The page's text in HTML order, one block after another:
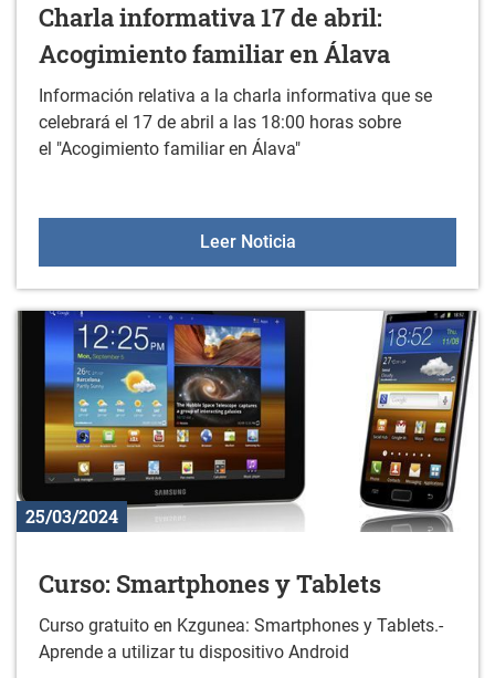
Charla informativa 17 de abril:
Acogimiento familiar en Álava
Información relativa a la charla informativa que se
celebrará el 17 de abril a las 18:00 horas sobre
el "Acogimiento familiar en Álava"
Leer NoticiaCharla informativa 17
25/03/2024
Curso: Smartphones y Tablets
Curso gratuito en Kzgunea: Smartphones y Tablets.-
Aprende a utilizar tu dispositivo Android